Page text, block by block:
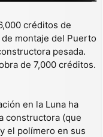
créditos de
montaje del Puerto
pesada.
de 7,000 créditos.
en la Luna ha
constructora (que
el polímero en sus